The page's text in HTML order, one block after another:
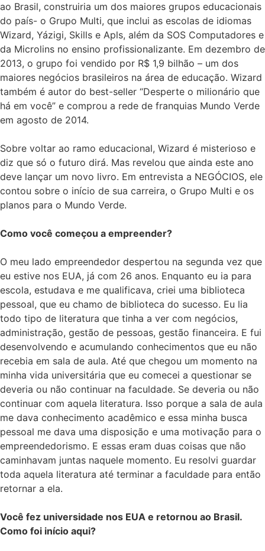
ao Brasil, construiria um dos maiores grupos educacionais
do país- o Grupo Multi, que inclui as escolas de idiomas
Wizard, Yázigi, Skills e Apls, além da SOS Computadores e
da Microlins no ensino profissionalizante. Em dezembro de
2013, o grupo foi vendido por R$ 1,9 bilhão – um dos
maiores negócios brasileiros na área de educação. Wizard
também é autor do best-seller “Desperte o milionário que
há em você” e comprou a rede de franquias Mundo Verde
em agosto de 2014.
Sobre voltar ao ramo educacional, Wizard é misterioso e
diz que só o futuro dirá. Mas revelou que ainda este ano
deve lançar um novo livro. Em entrevista a NEGÓCIOS, ele
contou sobre o início de sua carreira, o Grupo Multi e os
planos para o Mundo Verde.
Como você começou a empreender?
O meu lado empreendedor despertou na segunda vez que
eu estive nos EUA, já com 26 anos. Enquanto eu ia para
escola, estudava e me qualificava, criei uma biblioteca
pessoal, que eu chamo de biblioteca do sucesso. Eu lia
todo tipo de literatura que tinha a ver com negócios,
administração, gestão de pessoas, gestão financeira. E fui
desenvolvendo e acumulando conhecimentos que eu não
recebia em sala de aula. Até que chegou um momento na
minha vida universitária que eu comecei a questionar se
deveria ou não continuar na faculdade. Se deveria ou não
continuar com aquela literatura. Isso porque a sala de aula
me dava conhecimento acadêmico e essa minha busca
pessoal me dava uma disposição e uma motivação para o
empreendedorismo. E essas eram duas coisas que não
caminhavam juntas naquele momento. Eu resolvi guardar
toda aquela literatura até terminar a faculdade para então
retornar a ela.
Você fez universidade nos EUA e retornou ao Brasil.
Como foi início aqui?